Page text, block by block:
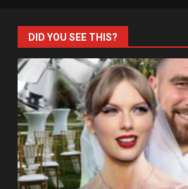
DID YOU SEE THIS?